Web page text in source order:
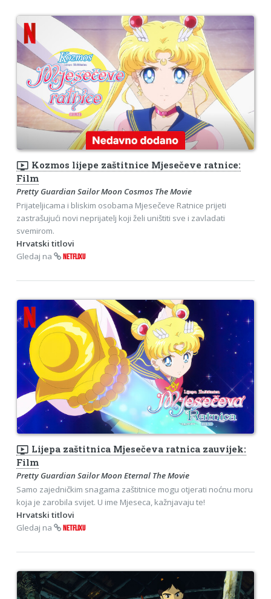
ondemand_video Kozmos lijepe zaštitnice Mjesečeve ratnice:
Film
Pretty Guardian Sailor Moon Cosmos The Movie
Prijateljicama i bliskim osobama Mjesečeve Ratnice prijeti
zastrašujući novi neprijatelj koji želi uništiti sve i zavladati
svemirom.
Hrvatski titlovi
Gledaj na
NETFLIXU
ondemand_video Lijepa zaštitnica Mjesečeva ratnica zauvijek:
Film
Pretty Guardian Sailor Moon Eternal The Movie
Samo zajedničkim snagama zaštitnice mogu otjerati noćnu moru
koja je zarobila svijet. U ime Mjeseca, kažnjavaju te!
Hrvatski titlovi
Gledaj na
NETFLIXU